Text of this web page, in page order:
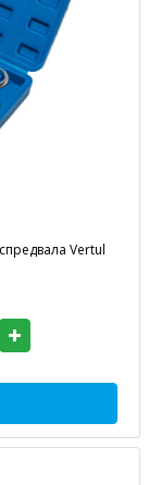
Vertul